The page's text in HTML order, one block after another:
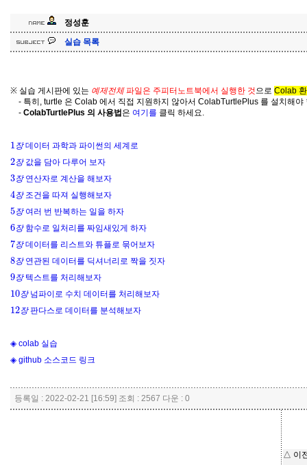
정성훈
실습 목록
※ 실습 게시판에 있는 예 제 전
체 파일은 주피터노트북에서 실행한 것으로 Colab
- 특히, turtle 은 Colab 에서 직접 지원하지 않아서 ColabTurtlePlus 를 설치해야
- ColabTurtlePlus 의 사용법 은 여기를 클릭 하세요.
1장 데이터 과학과 파이썬의 세계로
2
장 값을 담아 다루어 보자
3
장 연산자로 계산을 해보자
4장 조건을 따져 실행해보자
5
장 여러 번 반복하는 일을 하자
6
장 함수로 일처리를 짜임새있게 하자
7
장 데이터를 리스트와 튜플로 묶어보자
8
장 연관된 데이터를 딕셔너리로 짝을 짓자
9
장 텍스트를 처리해보자
10
장 넘파이로 수치 데이터를 처리해보자
12
장 판다스로 데이터를 분석해보자
◈ colab 실습
◈ github 소스코드 링크
등록일 : 2022-02-21 [16:59] 조회 : 2567 다운 : 0
△ 이